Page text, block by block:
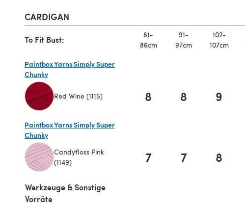
CARDIGAN
To Fit Bust:
81-
86cm
91-
97cm
102-
107cm
Paintbox Yarns Simply Super
Chunky
Red Wine (1115) 8 8 9
Paintbox Yarns Simply Super
Chunky
Candyfloss Pink
(1149)
7 7 8
Werkzeuge & Sonstige
Vorräte